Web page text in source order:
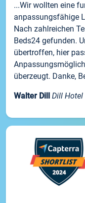
...Wir wollten eine
anpassungsfähige
Nach zahlreichen
Beds24 gefunden.
übertroffen, hier
überzeugt. Danke,
Walter Dill Dill Hotel